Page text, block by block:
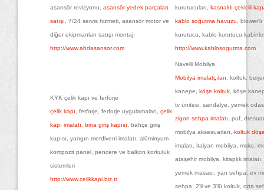
asansör revizyonu, asansör yedek parçaları
satışı , 7/24 servis hizmeti, asansör motor ve
diğer ekipmanları satışı montajı
http://www.ahdasansor.com
kurutucuları, kasnaklı çekicili
kablo soğutma havuzu ,
kurutucu, kablo kurutucu
http://www.kablosogutma.com
KYK çelik kapı ve ferforje
çelik kapı , ferforje, ferforje uygulamaları, çelik
kapı imalatı bina giriş kapısı , bahçe giriş
kapısı, yangın merdiveni imalatı, alüminyum
kompozit panel, pencere ve balkon korkuluk
sistemleri
http://www.celikkapi.biz.tr
Navelli Mobilya
Mobilya imalatçıları , koltuk,
kanepe, köşe koltuk, köşe
tv ünitesi, sandalye, yemek
zigon sehpa imalatı , puf,
mobilya aksesuarları, koltuk
imalatı, italyan mobilya, msko,
ataşehir mobilya, kitaplık
yemek masası, yan sehpa, ev
sehpa, 2'li ve 3'lü koltuk, orta